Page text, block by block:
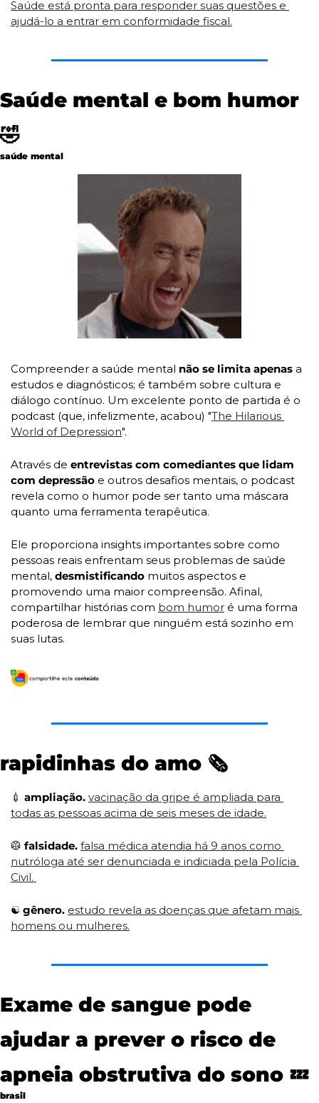
Saúde está pronta para responder suas questões e
ajudá-lo a entrar em conformidade fiscal.
🤣
saúde mental
Compreender a saúde mental não se limita apenas a
estudos e diagnósticos; é também sobre cultura e
diálogo contínuo. Um excelente ponto de partida é o
podcast (que, infelizmente, acabou) "The Hilarious
World of Depression".
Através de entrevistas com comediantes que lidam
com depressão e outros desafios mentais, o podcast
revela como o humor pode ser tanto uma máscara
quanto uma ferramenta terapêutica.
Ele proporciona insights importantes sobre como
pessoas reais enfrentam seus problemas de saúde
mental, desmistificando muitos aspectos e
promovendo uma maior compreensão. Afinal,
compartilhar histórias com bom humor é uma forma
poderosa de lembrar que ninguém está sozinho em
suas lutas.
rapidinhas do amo 🗞
💉 ampliação. vacinação da gripe é ampliada para
todas as pessoas acima de seis meses de idade.
🥼 falsidade. falsa médica atendia há 9 anos como
nutróloga até ser denunciada e indiciada pela Polícia
Civil.
☯ gênero. estudo revela as doenças que afetam mais
homens ou mulheres.
Exame de sangue pode
ajudar a prever o risco de
apneia obstrutiva do sono 💤
brasil